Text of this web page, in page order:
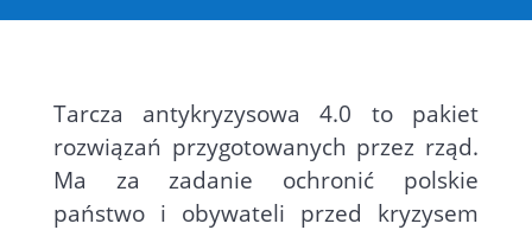
Tarcza antykryzysowa 4.0 to pakiet
rozwiązań przygotowanych przez rząd.
Ma za zadanie ochronić polskie
państwo i obywateli przed kryzysem